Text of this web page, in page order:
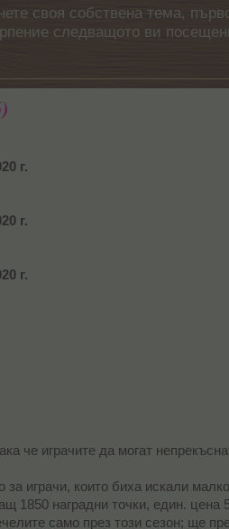
своя собствена тема,
следващото ви
г.
г.
г.
че играчите да могат
играчи, които биха искали
1850 наградни точки, един. цена
само през този сезон; ще